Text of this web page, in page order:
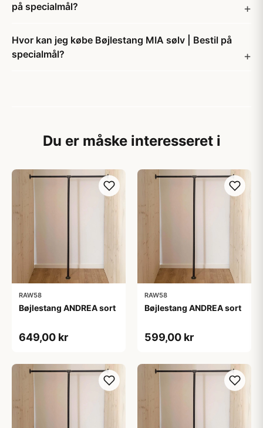
på specialmål?
Hvor kan jeg købe Bøjlestang MIA sølv | Bestil på
specialmål?
Du er måske interesseret i
RAW58
Bøjlestang ANDREA sort
649,00 kr
RAW58
Bøjlestang ANDREA sort
599,00 kr